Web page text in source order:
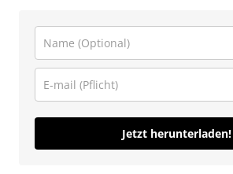
Jetzt herunterladen!